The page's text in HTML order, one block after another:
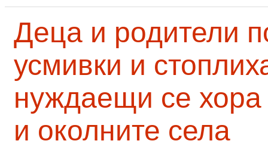
Деца и родители
усмивки и
нуждаещи се
и околните села